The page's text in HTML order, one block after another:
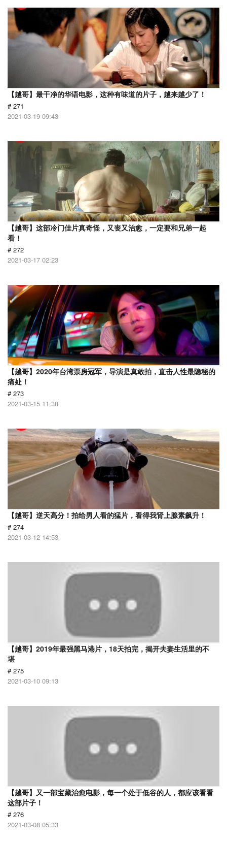
【越哥】最干净的华语电影，这种有味道的片子，越来越少了！
# 271
2021-03-19 09:43
【越哥】这部冷门佳片真奇怪，又丧又治愈，一定要和兄弟一起
看！
# 272
2021-03-17 02:23
【越哥】2020年台湾票房冠军，导演是真敢拍，直击人性最隐秘的
痛处！
# 273
2021-03-15 11:38
【越哥】逆天高分！拍给男人看的猛片，看得我肾上腺素飙升！
# 274
2021-03-12 14:53
【越哥】2019年最强黑马港片，18天拍完，揭开夫妻生活里的不
堪
# 275
2021-03-10 09:13
【越哥】又一部宝藏治愈电影，每一个处于低谷的人，都应该看看
这部片子！
# 276
2021-03-08 05:33